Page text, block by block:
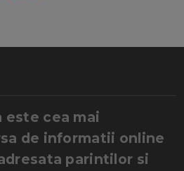
este cea mai
de informatii online
parintilor si